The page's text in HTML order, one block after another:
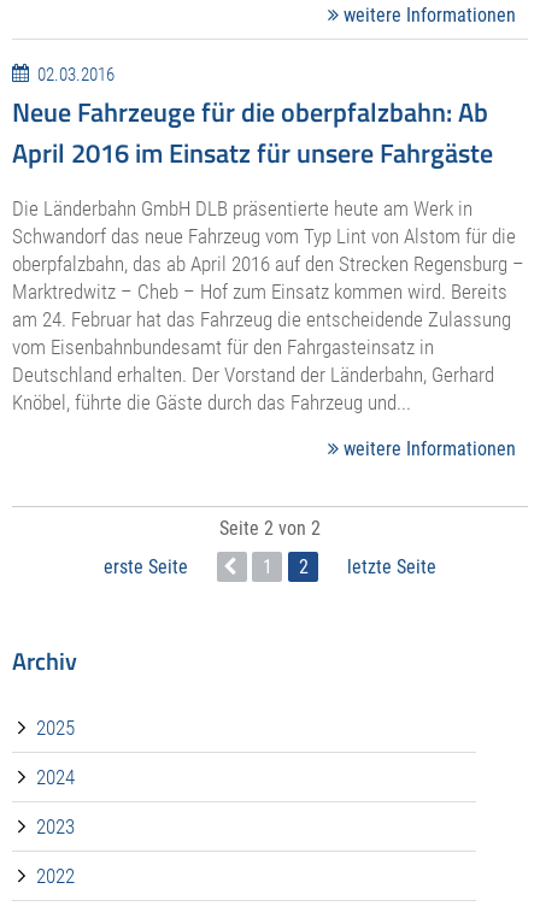
Archiv
2025
2024
2023
2022
weitere Informationen
02.03.2016
Neue Fahrzeuge für die oberpfalzbahn: Ab
April 2016 im Einsatz für unsere Fahrgäste
Die Länderbahn GmbH DLB präsentierte heute am Werk in
Schwandorf das neue Fahrzeug vom Typ Lint von Alstom für die
oberpfalzbahn, das ab April 2016 auf den Strecken Regensburg –
Marktredwitz – Cheb – Hof zum Einsatz kommen wird. Bereits
am 24. Februar hat das Fahrzeug die entscheidende Zulassung
vom Eisenbahnbundesamt für den Fahrgasteinsatz in
Deutschland erhalten. Der Vorstand der Länderbahn, Gerhard
Knöbel, führte die Gäste durch das Fahrzeug und...
weitere Informationen
Seite 2 von 2
erste Seite
1 2 letzte Seite